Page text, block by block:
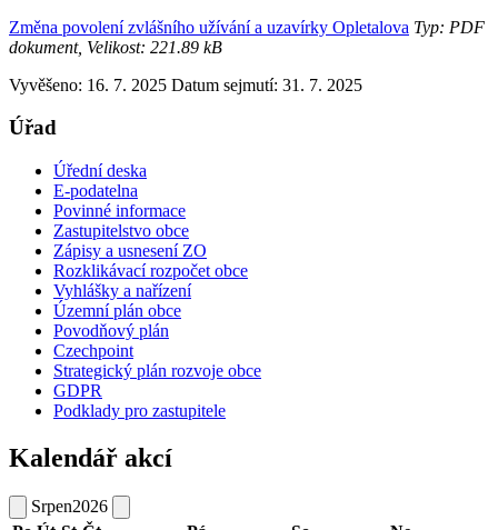
Změna povolení zvlášního užívání a uzavírky Opletalova Typ: PDF
dokument, Velikost: 221.89 kB
Vyvěšeno: 16. 7. 2025 Datum sejmutí: 31. 7. 2025
Úřad
Úřední deska
E-podatelna
Povinné informace
Zastupitelstvo obce
Zápisy a usnesení ZO
Rozklikávací rozpočet obce
Vyhlášky a nařízení
Územní plán obce
Povodňový plán
Czechpoint
Strategický plán rozvoje obce
GDPR
Podklady pro zastupitele
Kalendář akcí
Srpen2026